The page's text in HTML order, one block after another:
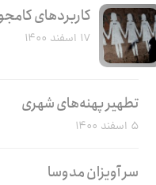
کاربرد‌های
۱۷ اسفند ۱۴۰۰
تطهیر پهنه‌های شهری
۵ اسفند ۱۴۰۰
سر آویزان مدوسا